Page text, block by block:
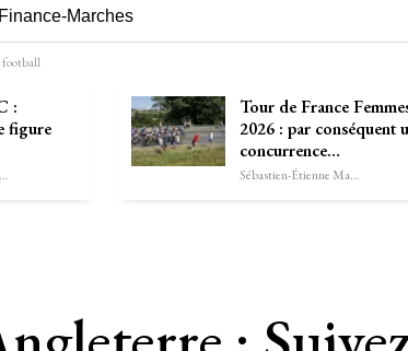
Finance-Marches
football
:
figure
Marechal
Tour de France
2026 : par conséquent
concurrence…
Sébastien-Étienne Marechal